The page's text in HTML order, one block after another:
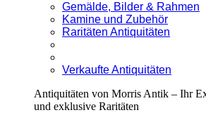
Gemälde, Bilder & Rahmen
Kamine und Zubehör
Raritäten Antiquitäten
Verkaufte Antiquitäten
Antiquitäten von Morris Antik – Ihr
und exklusive Raritäten